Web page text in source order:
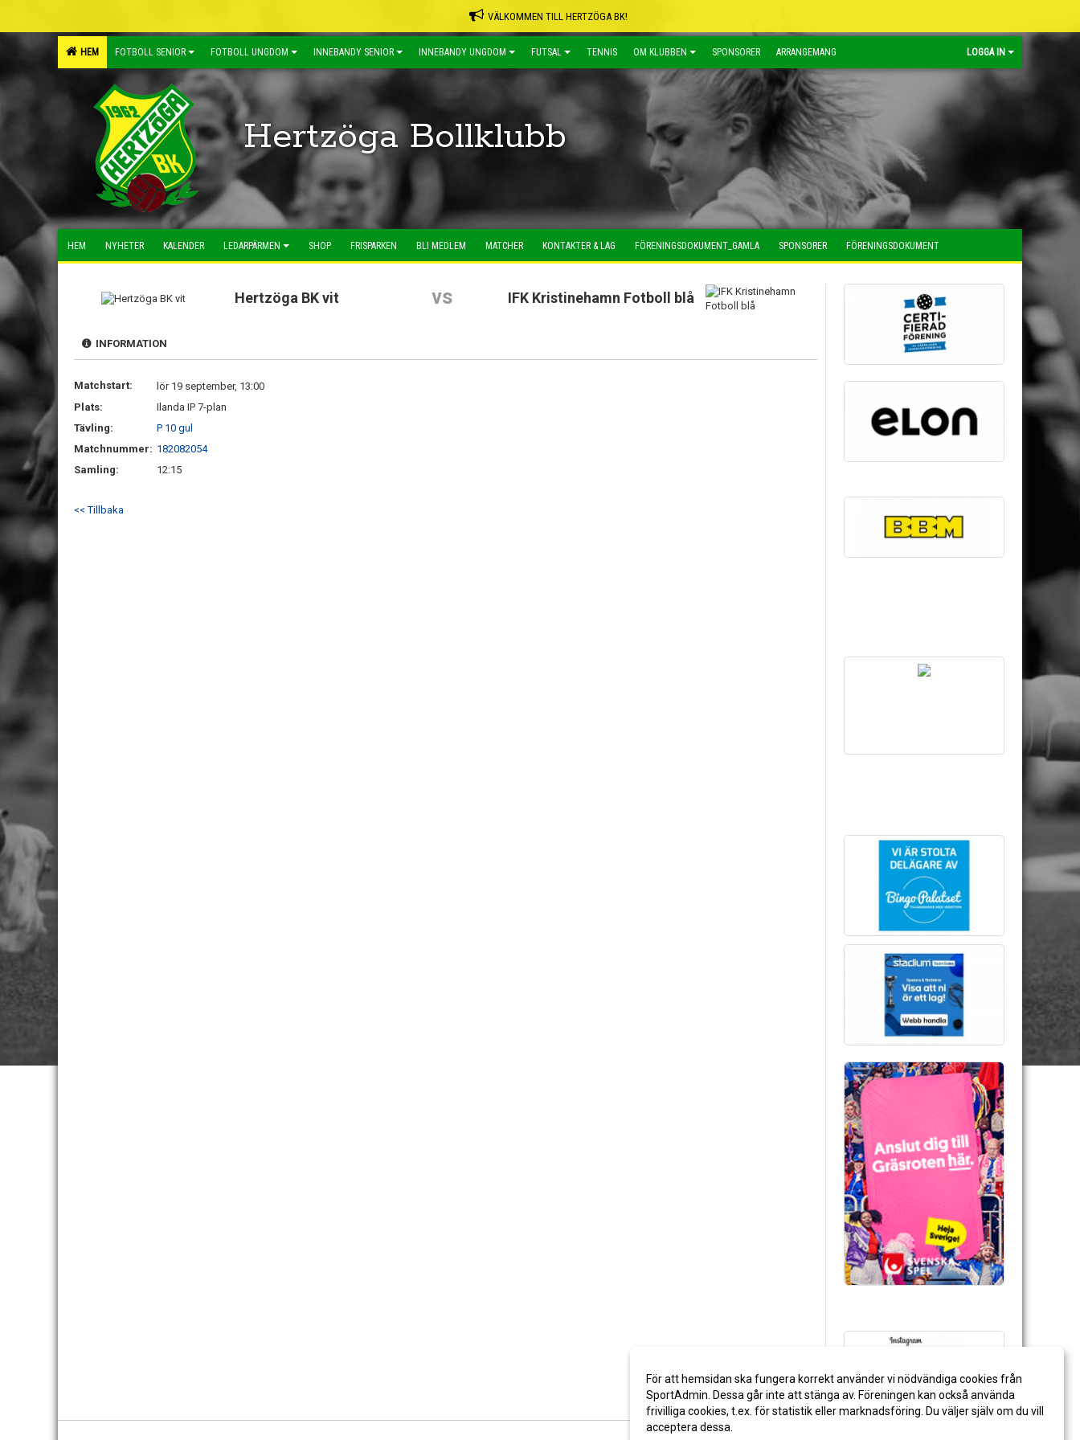
VÄLKOMMEN TILL HERTZÖGA BK!
HEM FOTBOLL SENIOR FOTBOLL UNGDOM INNEBANDY SENIOR INNEBANDY UNGDOM FUTSAL TENNIS OM KLUBBEN SPONSORER ARRANGEMANG LOGGA IN
Hertzöga Bollklubb
HEM NYHETER KALENDER LEDARPÄRMEN SHOP FRISPARKEN BLI MEDLEM MATCHER KONTAKTER & LAG FÖRENINGSDOKUMENT_GAMLA SPONSORER FÖRENINGSDOKUMENT
Hertzöga BK vit vs IFK Kristinehamn Fotboll blå
INFORMATION
Matchstart:
lör 19 september, 13:00
Plats:
Ilanda IP 7-plan
Tävling:
P 10 gul
Matchnummer: 182082054
Samling:
12:15
<< Tillbaka
För att hemsidan ska fungera korrekt använder vi nödvändiga cookies från
SportAdmin. Dessa går inte att stänga av. Föreningen kan också använda
frivilliga cookies, t.ex. för statistik eller marknadsföring. Du väljer själv om du vill
acceptera dessa.